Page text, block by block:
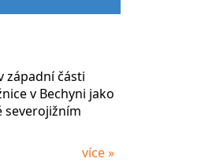
západní části
v Bechyni jako
severojižním
více »